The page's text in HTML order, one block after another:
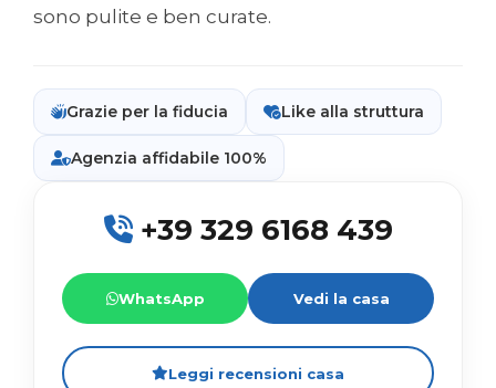
sono pulite e ben curate.
Grazie per la fiducia Like alla struttura
Agenzia affidabile 100%
+39 329 6168 439
WhatsApp Vedi la casa
Leggi recensioni casa